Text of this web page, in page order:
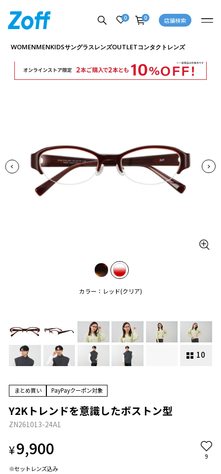
0 0 店舗検索
WOMENMENKIDSサングラスレンズOUTLETコンタクトレンズ
カラー：レッド(クリア)
10
商品詳細ページへ
まとめ買い PayPayクーポン対象
Y2Kトレンドを意識したボストン型
ZN261013-24A1
¥9,900 9
※セットレンズ込み